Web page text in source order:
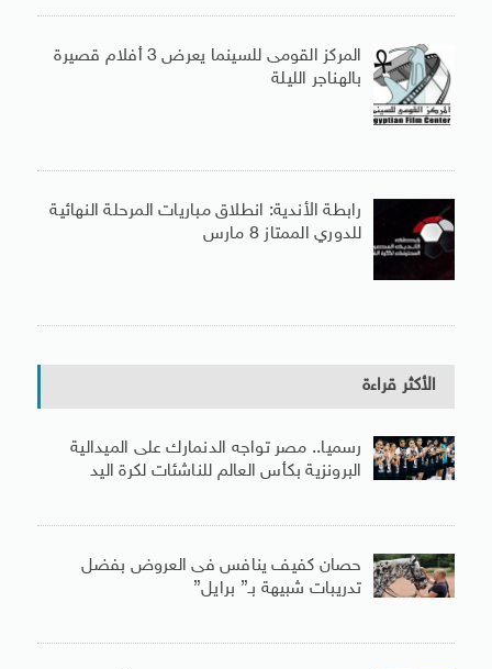
المركز القومى للسينما يعرض 3 أفلام قصيرة
بالهناجر الليلة
رابطة الأندية: انطلاق مباريات المرحلة النهائية
للدوري الممتاز 8 مارس
الأكثر قراءة
رسميا.. مصر تواجه الدنمارك على الميدالية
البرونزية بكأس العالم للناشئات لكرة اليد
حصان كفيف ينافس فى العروض بفضل
تدريبات شبيهة بـ” برايل”